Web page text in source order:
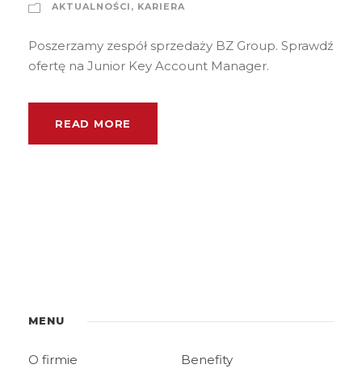
AKTUALNOŚCI , KARIERA
Poszerzamy zespół sprzedaży BZ Group. Sprawdź
ofertę na Junior Key Account Manager.
READ MORE
MENU
O firmie
Benefity